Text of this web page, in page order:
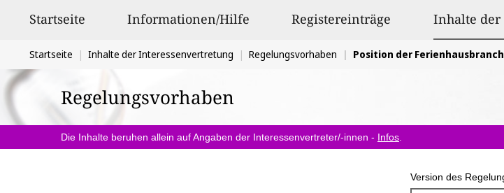
Startseite Informationen/Hilfe Registereinträge Inhalte der
Sie
befinden
sich
hier:
Startseite Inhalte der Interessenvertretung Regelungsvorhaben Position der Ferienhausbranche zur kommenden EU-Regulierung zu bezahlbarem
Regelungsvorhaben
Die Inhalte beruhen allein auf Angaben der Interessenvertreter/-innen - Infos
Version des